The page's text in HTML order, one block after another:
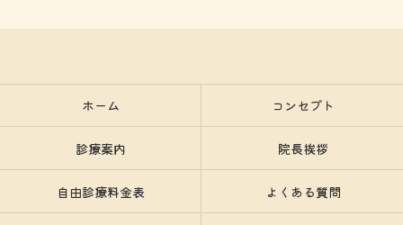
ホーム コンセプト
診療案内 院長挨拶
自由診療料金表 よくある質問